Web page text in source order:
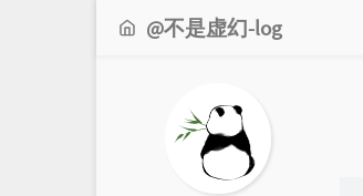
@不是虚幻-log